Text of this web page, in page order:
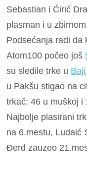
Sebastian i Ćirić
plasman i u
Podsećanja radi da
Atom100 počeo još
su sledile trke u Baji
u Pakšu stigao na
trkač: 46 u muškoj i
Najbolje plasirani
na 6.mestu, Ludaić
Đerđ zauzeo